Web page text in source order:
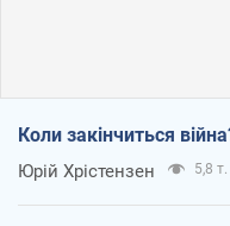
Коли закінчиться
Юрій Хрістензен 5,8 т.